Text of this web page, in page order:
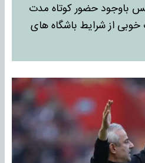
باوجود حضور کوتاه مدت
خوبی از شرایط باشگاه های